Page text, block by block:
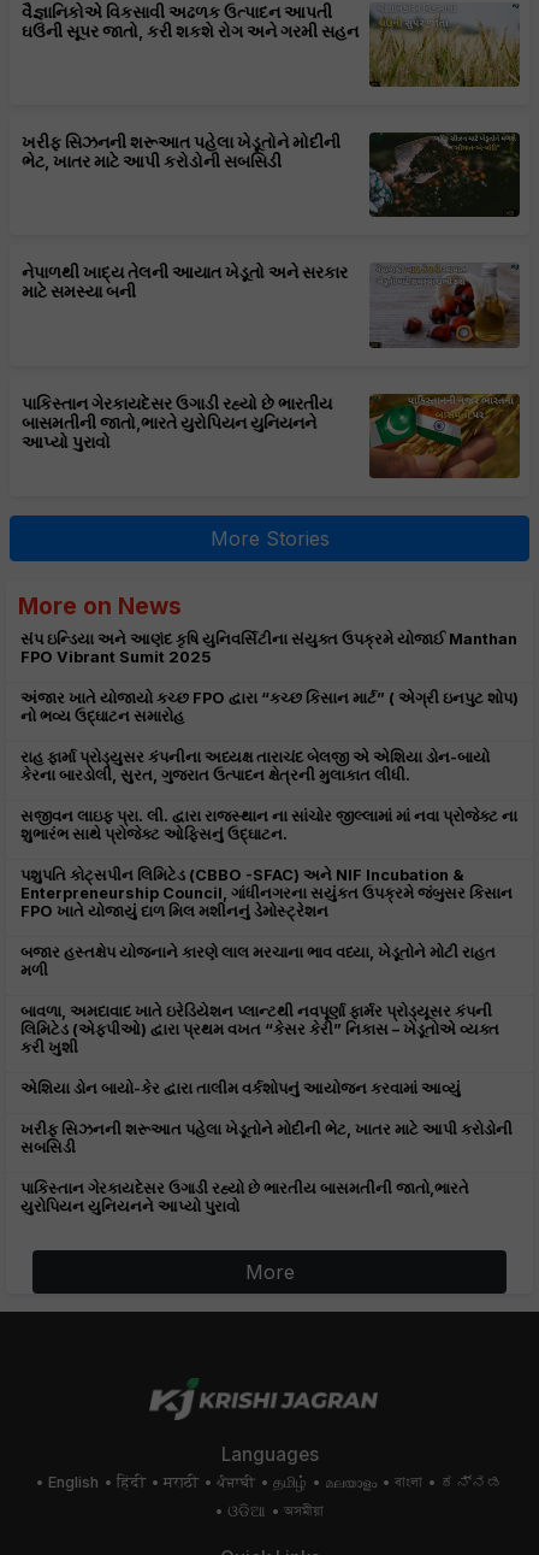
વૈજ્ઞાનિકોએ વિકસાવી અઢળક ઉત્પાદન આપતી
ઘઉંની સૂપર જાતો, કરી શકશે રોગ અને ગરમી સહન
ખરીફ સિઝનની શરૂઆત પહેલા ખેડૂતોને મોદીની
ભેટ, ખાતર માટે આપી કરોડોની સબસિડી
નેપાળથી ખાદ્ય તેલની આયાત ખેડૂતો અને સરકાર
માટે સમસ્યા બની
પાકિસ્તાન ગેરકાયદેસર ઉગાડી રહ્યો છે ભારતીય
બાસમતીની જાતો,ભારતે યુરોપિયન યુનિયનને
આપ્યો પુરાવો
More Stories
More on News
સંપ ઇન્ડિયા અને આણંદ કૃષિ યુનિવર્સિટીના સંયુક્ત ઉપક્રમે યોજાઈ Manthan
FPO Vibrant Sumit 2025
અંજાર ખાતે યોજાયો કચ્છ FPO દ્વારા “કચ્છ કિસાન માર્ટ” ( એગ્રી ઇનપુટ શોપ)
નો ભવ્ય ઉદ્ઘાટન સમારોહ
રાહ ફાર્મા પ્રોડ્યુસર કંપનીના અધ્યક્ષ તારાચંદ બેલજી એ એશિયા ડોન-બાયો
કેરના બારડોલી, સુરત, ગુજરાત ઉત્પાદન ક્ષેત્રની મુલાકાત લીધી.
સજીવન લાઇફ પ્રા. લી. દ્વારા રાજસ્થાન ના સાંચોર જીલ્લામાં માં નવા પ્રોજેક્ટ ના
શુભારંભ સાથે પ્રોજેક્ટ ઓફિસનું ઉદ્ઘાટન.
પશુપતિ કોટ્સપીન લિમિટેડ (CBBO -SFAC) અને NIF Incubation &
Enterpreneurship Council, ગાંધીનગરના સયુંકત ઉપક્રમે જંબુસર કિસાન
FPO ખાતે યોજાયું દાળ મિલ મશીનનું ડેમોસ્ટ્રેશન
બજાર હસ્તક્ષેપ યોજનાને કારણે લાલ મરચાના ભાવ વધ્યા, ખેડૂતોને મોટી રાહત
મળી
બાવળા, અમદાવાદ ખાતે ઇરેડિયેશન પ્લાન્ટથી નવપૂર્ણા ફાર્મર પ્રોડ્યૂસર કંપની
લિમિટેડ (એફપીઓ) દ્વારા પ્રથમ વખત “કેસર કેરી” નિકાસ – ખેડૂતોએ વ્યક્ત
કરી ખુશી
એશિયા ડોન બાયો-કેર દ્વારા તાલીમ વર્કશોપનું આયોજન કરવામાં આવ્યું
ખરીફ સિઝનની શરૂઆત પહેલા ખેડૂતોને મોદીની ભેટ, ખાતર માટે આપી કરોડોની
સબસિડી
પાકિસ્તાન ગેરકાયદેસર ઉગાડી રહ્યો છે ભારતીય બાસમતીની જાતો,ભારતે
યુરોપિયન યુનિયનને આપ્યો પુરાવો
More
Languages
English हिंदी मराठी ਪੰਜਾਬੀ தமிழ் മലയാളം বাংলা
ಕನ್ನಡ
ଓଡିଆ
অসমীয়া